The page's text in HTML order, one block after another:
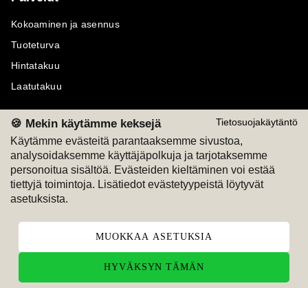
Tietosuojakäytäntö
🍪 Mekin käytämme keksejä
Käytämme evästeitä parantaaksemme sivustoa,
analysoidaksemme käyttäjäpolkuja ja tarjotaksemme
personoitua sisältöä. Evästeiden kieltäminen voi estää
tiettyjä toimintoja. Lisätiedot evästetyypeistä löytyvät
asetuksista.
MUOKKAA ASETUKSIA
HYVÄKSYN TÄMÄN
Kokoaminen ja asennus
Tuoteturva
Hintatakuu
Laatutakuu
Maksutavat
M
Seuraa meitä